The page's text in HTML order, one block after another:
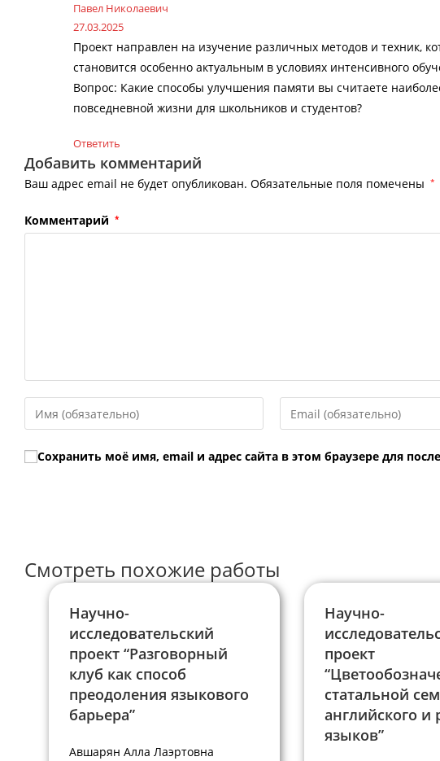
Павел Николаевич
27.03.2025
Проект направлен на изучение различных методов и техник,
становится особенно актуальным в условиях интенсивного
Вопрос: Какие способы улучшения памяти вы считаете
повседневной жизни для школьников и студентов?
Ответить
Добавить комментарий
Ваш адрес email не будет опубликован. Обязательные поля помечены *
Комментарий *
Введите
свое
имя
или
Введите
свой
Сохранить моё имя, email и адрес сайта в этом браузере для
Смотреть похожие работы
Научно-
исследовательский
проект “Разговорный
клуб как способ
преодоления языкового
барьера”
Авшарян Алла Лаэртовна
Научно-
проект
статальной
английского и
языков”